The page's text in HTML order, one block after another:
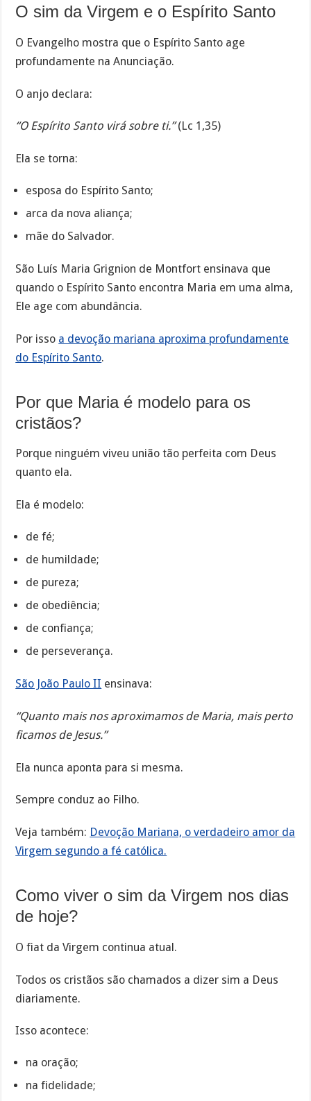
O sim da Virgem e o Espírito Santo
O Evangelho mostra que o Espírito Santo age
profundamente na Anunciação.
O anjo declara:
“O Espírito Santo virá sobre ti.”(Lc 1,35)
Ela se torna:
esposa do Espírito Santo;
arca da nova aliança;
mãe do Salvador.
São Luís Maria Grignion de Montfort ensinava que
quando o Espírito Santo encontra Maria em uma alma,
Ele age com abundância.
Por isso a devoção mariana aproxima profundamente
do Espírito Santo.
Por que Maria é modelo para os
cristãos?
Porque ninguém viveu união tão perfeita com Deus
quanto ela.
Ela é modelo:
de fé;
de humildade;
de pureza;
de obediência;
de confiança;
de perseverança.
São João Paulo II ensinava:
“Quanto mais nos aproximamos de Maria, mais perto
ficamos de Jesus.”
Ela nunca aponta para si mesma.
Sempre conduz ao Filho.
Veja também: Devoção Mariana, o verdadeiro amor da
Virgem segundo a fé católica.
Como viver o sim da Virgem nos dias
de hoje?
O fiat da Virgem continua atual.
Todos os cristãos são chamados a dizer sim a Deus
diariamente.
Isso acontece:
na oração;
na fidelidade;